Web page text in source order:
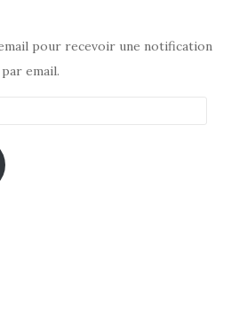
pour recevoir une notification
email.